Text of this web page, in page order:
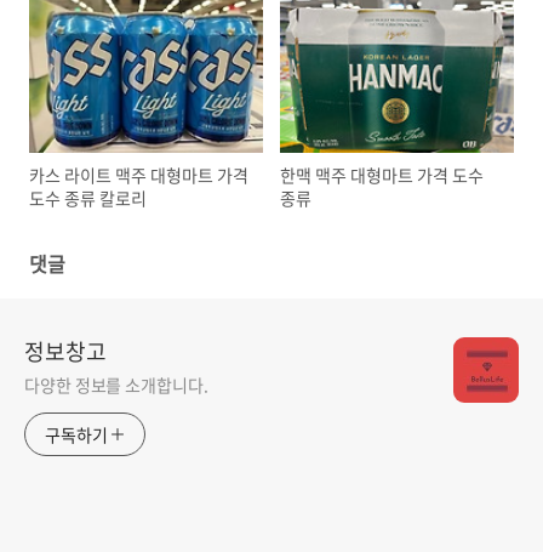
카스 라이트 맥주 대형마트 가격
도수 종류 칼로리
한맥 맥주 대형마트 가격 도수
종류
댓글
정보창고
다양한 정보를 소개합니다.
구독하기